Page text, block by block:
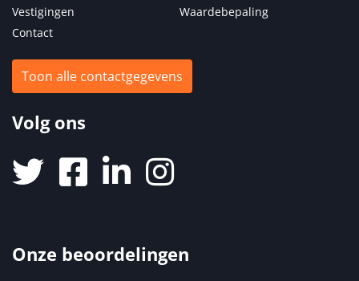
Vestigingen
Waardebepaling
Contact
Toon alle contactgegevens
Volg ons
Onze beoordelingen